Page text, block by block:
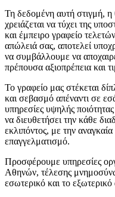
Τη δεδομένη αυτή στιγμή, η
χρειάζεται να τύχει της
και έμπειρο γραφείο
απώλειά σας, αποτελεί
να συμβάλλουμε να
πρέπουσα αξιοπρέπεια και
Το γραφείο μας στέκεται
και σεβασμό απέναντι σε
υπηρεσίες υψηλής
να διευθετήσει την κάθε
εκλιπόντος, με την
επαγγελματισμό.
Προσφέρουμε υπηρεσίες
Αθηνών, τέλεσης
εσωτερικό και το